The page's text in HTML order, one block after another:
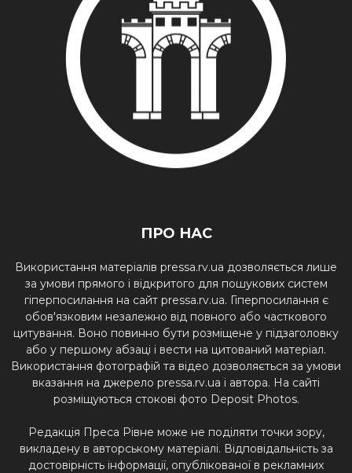
ПРО НАС
Використання матеріалів pressa.rv.ua дозволяється лише
за умови прямого і відкритого для пошукових систем
гіперпосилання на сайт pressa.rv.ua. Гіперпосилання є
обов'язковим незалежно від повного або часткового
цитування. Воно повинно бути розміщене у підзаголовку
або у першому абзаці і вести на цитований матеріал.
Використання фотографій та відео дозволяється за умови
вказання на джерело pressa.rv.ua і автора. На сайті
розміщуються стокові фото Deposit Photos.
Редакція Преса Рівне може не поділяти точки зору,
викладену в авторському матеріалі. Відповідальність за
достовірність інформації, опублікованої в рекламних